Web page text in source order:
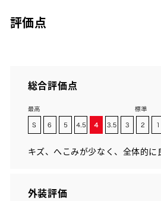
評価点
総合評価点
キズ、へこみが少なく、全体的に
外装評価